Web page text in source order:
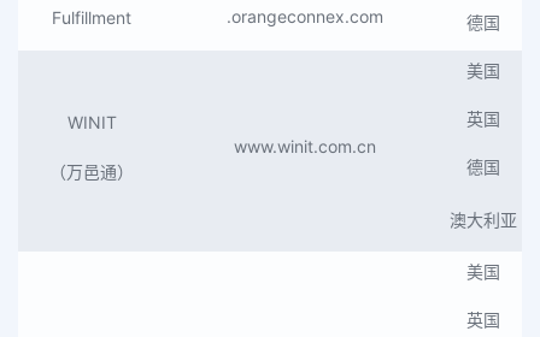
Fulfillment
.orangeconnex.com
德国
WINIT
（万邑通）
www.winit.com.cn
美国
英国
德国
澳大利亚
美国
英国